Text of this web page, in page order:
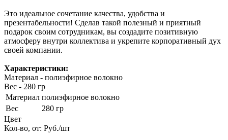
Это идеальное сочетание качества, удобства и
презентабельности! Сделав такой полезный и приятный
подарок своим сотрудникам, вы создадите позитивную
атмосферу внутри коллектива и укрепите корпоративный дух
своей компании.
Характеристики:
Материал - полиэфирное волокно
Вес - 280 гр
Материал полиэфирное волокно
Вес
280 гр
Цвет
Кол-во, от: Руб./шт